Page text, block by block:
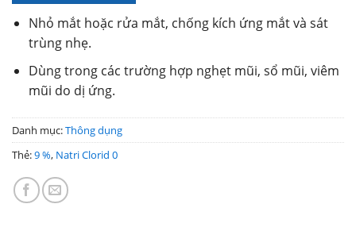
Nhỏ mắt hoặc rửa mắt, chống kích ứng mắt và sát
trùng nhẹ.
Dùng trong các trường hợp nghẹt mũi, sổ mũi, viêm
mũi do dị ứng.
Danh mục:Thông dụng
Thẻ:9 %, Natri Clorid 0